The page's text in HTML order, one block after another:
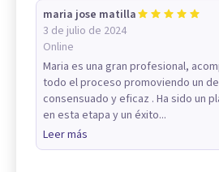
maria jose matilla
3 de julio de 2024
Online
Maria es una gran profesional,
todo el proceso promoviendo un
consensuado y eficaz . Ha sido un
en esta etapa y un éxito...
Leer más